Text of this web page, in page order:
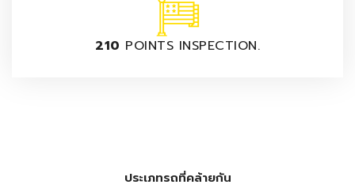
210 POINTS INSPECTION.
ประเภทรถที่คล้ายกัน